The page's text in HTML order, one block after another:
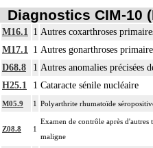
Diagnostics CIM-10
M16.1 1 Autres coxarthroses
M17.1 1 Autres gonarthroses
D68.8
1 Autres anomalies précisées
H25.1
1 Cataracte sénile nucléaire
M05.9 1 Polyarthrite rhumatoïde
Z08.8 1
Examen de contrôle après d'autres
maligne